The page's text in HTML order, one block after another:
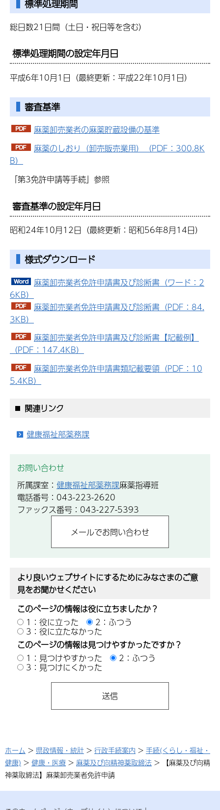
標準処理期間
総日数21日間（土日・祝日等を含む）
標準処理期間の設定年月日
平成6年10月1日（最終更新：平成22年10月1日）
審査基準
麻薬卸売業者の麻薬貯蔵設備の基準
麻薬のしおり（卸売販売業用）（PDF：300.8K
B）
「第3免許申請等手続」参照
審査基準の設定年月日
昭和24年10月12日（最終更新：昭和56年8月14日）
様式ダウンロード
麻薬卸売業者免許申請書及び診断書（ワード：2
6KB）
麻薬卸売業者免許申請書及び診断書（PDF：84.
3KB）
麻薬卸売業者免許申請書及び診断書【記載例】
（PDF：147.4KB）
麻薬卸売業者免許申請書類記載要領（PDF：10
5.4KB）
関連リンク
健康福祉部薬務課
お問い合わせ
所属課室： 健康福祉部薬務課麻薬指導班
電話番号：043-223-2620
ファックス番号：043-227-5393
より良いウェブサイトにするためにみなさまのご意
見をお聞かせください
このページの情報は役に立ちましたか？
1：役に立った
2：ふつう
3：役に立たなかった
このページの情報は見つけやすかったですか？
1：見つけやすかった
2：ふつう
3：見つけにくかった
ホーム > 県政情報・統計 > 行政手続案内 > 手続(くらし・福祉・
健康) > 健康・医療 > 麻薬及び向精神薬取締法 > 【麻薬及び向精
神薬取締法】麻薬卸売業者免許申請